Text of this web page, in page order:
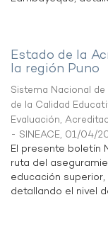
Estado de la
la región Puno
Sistema Nacional
de la Calidad
Evaluación,
- SINEACE, 01/04/
El presente boletín
ruta del
educación
detallando el nivel